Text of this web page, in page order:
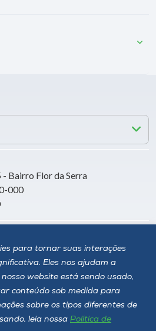
para tornar suas interações
Eles nos ajudam a
website está sendo usado,
conteúdo sob medida para
sobre os tipos diferentes de
leia nossa Política de
- Bairro Flor da Serra
000